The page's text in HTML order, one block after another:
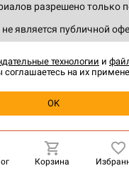
Купить| 5 990 ₽
разрешено только
является публичной
Корзина
технологии и
соглашаетесь на их
OK